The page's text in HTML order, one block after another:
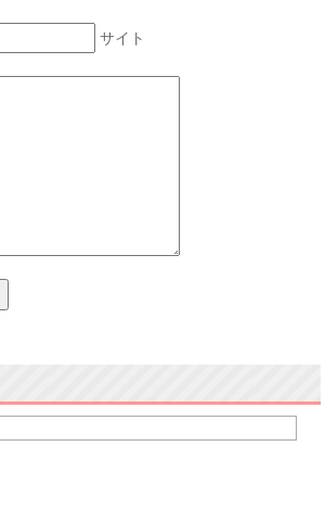
サイト